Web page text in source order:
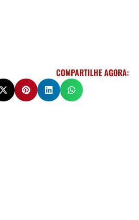
COMPARTILHE AGORA: